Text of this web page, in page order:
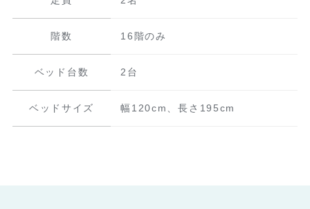
階数 16階のみ
ベッド台数 2台
ベッドサイズ 幅120cm、長さ195cm